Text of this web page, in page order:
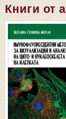
Книги от